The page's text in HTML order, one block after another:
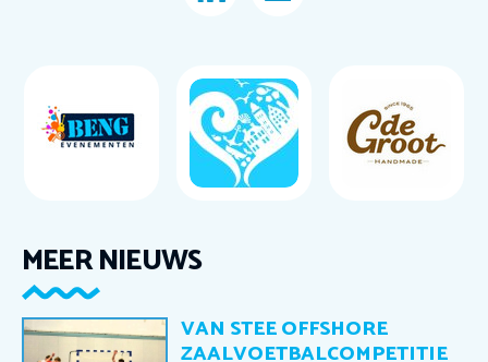
MEER NIEUWS
VAN STEE OFFSHORE
ZAALVOETBALCOMPETITIE